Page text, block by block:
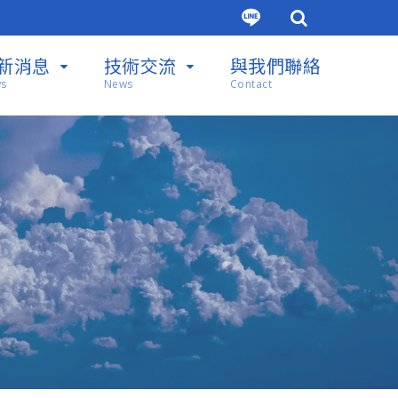
消息 技術交流
News
與我們聯絡
Contact